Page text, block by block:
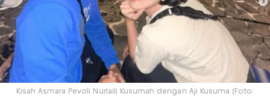
Kisah Asmara Pevoli Nurlaili Kusumah dengan Aji Kusuma (Foto: